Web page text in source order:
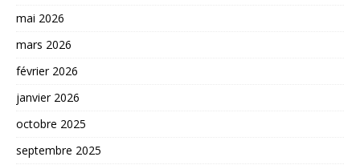
mai 2026
mars 2026
février 2026
janvier 2026
octobre 2025
septembre 2025